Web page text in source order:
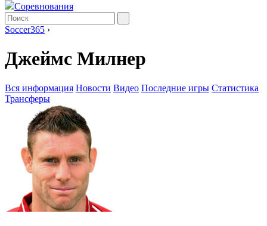
Соревнования
Soccer365 ›
Джеймс Милнер
Вся информация Новости Видео Последние игры Статистика
Трансферы